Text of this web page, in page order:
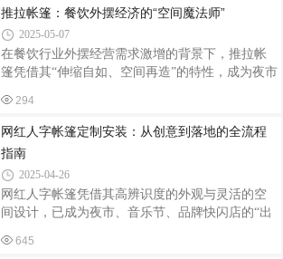
块化设计进一步强化了
级，使用寿命突破5年，定制需求年均增长22%。
一、需求定制：从场景适配到功能集成1. 结构荷
载计算根据使用场景确定荷载参数：大排档帐篷
需承载200kg/m²活荷载，配备30mm×50mm镀锌方
管主梁；仓储帐篷需满足500kg/m²堆码强度，采用
双层12号槽钢立柱。某物流中心定制的10m×30m
较传统设计节省钢材18%。2. 智
推拉帐篷：餐饮外摆经济的“空间魔法师”
2025-05-07
在餐饮行业外摆经营需求激增的背景下，推拉帐
篷凭借其“伸缩自如、空间再造”的特性，成为夜市
器”。据统计，2024年餐饮行业外摆区域使用推拉
帐篷的商户数量同比增长67%，带动相关产品市场
规模突破15亿元，其灵活性与实用性正重塑户外
餐饮空间的价值逻辑。一、空间重构：从露天
到“半室内”的体验升级推拉帐篷通过可伸缩结构实
现空间利用率最大化。传统大排档受天气制约，
雨季日均客流量下降40%，而采用推拉帐篷后，某
海鲜烧烤店通过“晴天全开+雨天半封”模式，使外
294
网红人字帐篷定制安装：从创意到落地的全流程
指南
2025-04-26
网红人字帐篷凭借其高辨识度的外观与灵活的空
间设计，已成为夜市、音乐节、品牌快闪店的“出
推动这一品类向专业化、智能化升级。一、需求
645